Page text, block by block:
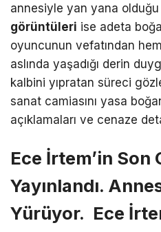
annesiyle yan yana olduğu
görüntüleri ise adeta
oyuncunun vefatından
aslında yaşadığı derin
kalbini yıpratan süreci
sanat camiasını yasa
açıklamaları ve cenaze
Ece İrtem’in
Yayınlandı.
Yürüyor. Ece